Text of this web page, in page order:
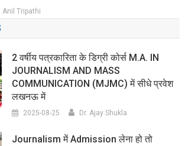
Anil Tripathi
2 वर्षीय पत्रकारिता के डिग्री कोर्स M.A. IN
JOURNALISM AND MASS
COMMUNICATION (MJMC) में सीधे प्रवेश
लखनऊ में
2025-08-25 Dr. Ajay Shukla
Journalism में Admission लेना हो तो